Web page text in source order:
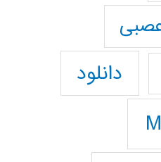
دانلود